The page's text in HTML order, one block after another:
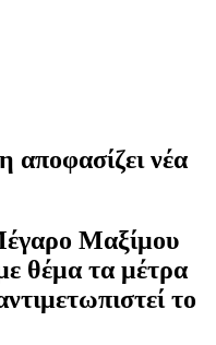
νέα
Μαξίμου
θέμα τα μέτρα
το